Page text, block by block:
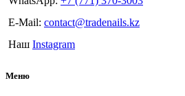
E-Mail: contact@tradenails.kz
Наш Instagram
Меню